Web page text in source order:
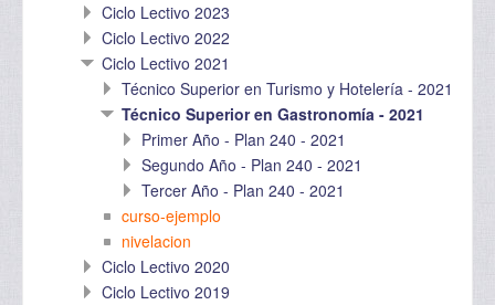
Ciclo Lectivo 2023
Ciclo Lectivo 2022
Ciclo Lectivo 2021
Técnico Superior en Turismo y Hotelería - 2021
Técnico Superior en Gastronomía - 2021
Primer Año - Plan 240 - 2021
Segundo Año - Plan 240 - 2021
Tercer Año - Plan 240 - 2021
curso-ejemplo
nivelacion
Ciclo Lectivo 2020
Ciclo Lectivo 2019